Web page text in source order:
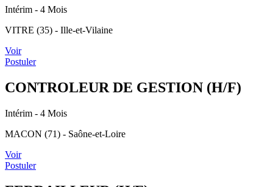
Intérim - 4 Mois
VITRE (35) - Ille-et-Vilaine
Voir
Postuler
CONTROLEUR DE GESTION (H/F)
Intérim - 4 Mois
MACON (71) - Saône-et-Loire
Voir
Postuler